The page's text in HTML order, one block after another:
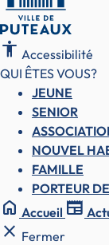
accessibility Accessibilité
QUI ÊTES VOUS?
JEUNE
SENIOR
NOUVEL
FAMILLE
PORTEUR
home Accueil newspaper
close Fermer